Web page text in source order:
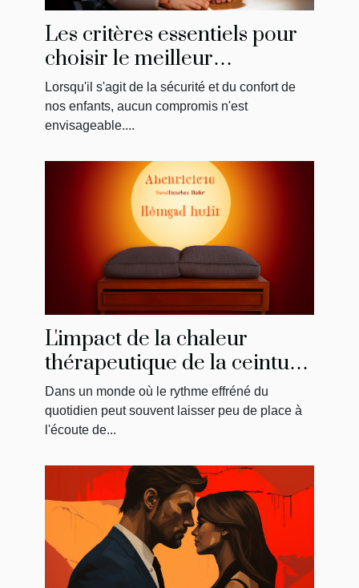
Les critères essentiels pour
choisir le meilleur
réhausseur de chaise pour
votre enfant
Lorsqu'il s'agit de la sécurité et du confort de
nos enfants, aucun compromis n'est
envisageable....
L'impact de la chaleur
thérapeutique de la ceinture
menstruelle sur
l'amélioration du bien-être
général
Dans un monde où le rythme effréné du
quotidien peut souvent laisser peu de place à
l'écoute de...